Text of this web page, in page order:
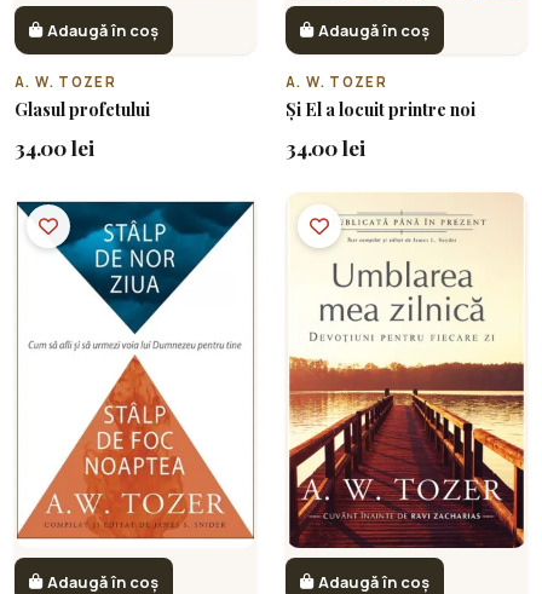
Adaugă în coș
A. W. TOZER
Glasul profetului
34.00 lei
Adaugă în coș
A. W. TOZER
Și El a locuit printre noi
34.00 lei
Adaugă în coș Adaugă în coș